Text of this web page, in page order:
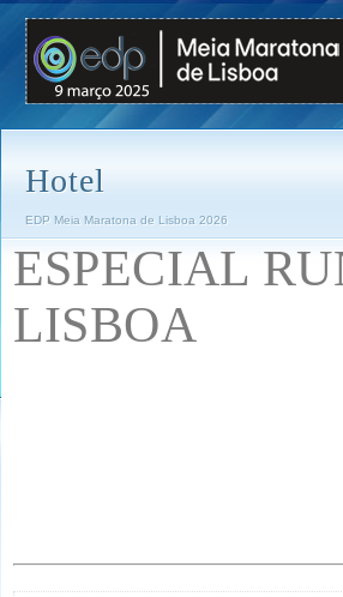
Hotel
EDP Meia Maratona de Lisboa 2026
ESPECIAL
LISBOA